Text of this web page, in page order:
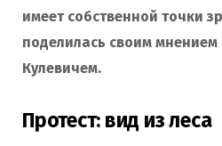
имеет собственной точки
поделилась своим мнением
Кулевичем.
Протест: вид из леса